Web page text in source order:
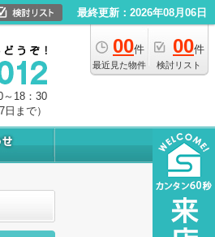
最終更新：2026年08月06日
00件
最近見た物件
00件
検討リスト
～18：30
まで）